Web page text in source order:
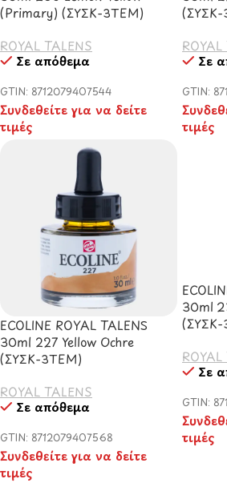
(Primary) (ΣΥΣΚ-3TEM)
ROYAL TALENS
Σε απόθεμα
GTIN: 8712079407544
Συνδεθείτε για να δείτε
τιμές
(ΣΥΣΚ-
Σε
GTIN:
τιμές
ECOLINE ROYAL TALENS
30ml 227 Yellow Ochre
(ΣΥΣΚ-3TEM)
ROYAL TALENS
Σε απόθεμα
GTIN: 8712079407568
Συνδεθείτε για να δείτε
τιμές
30ml
(ΣΥΣΚ-
Σε
GTIN:
τιμές